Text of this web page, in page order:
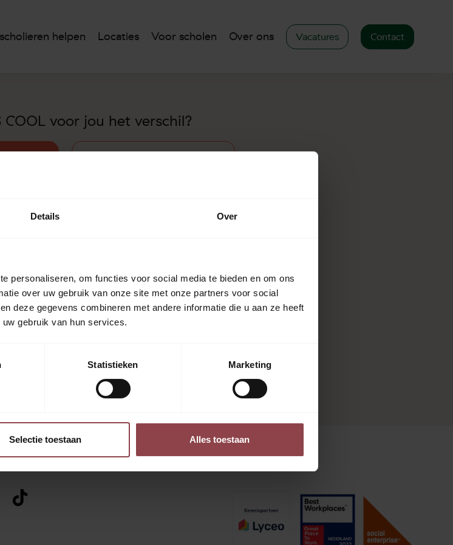
Details Over
personaliseren, om functies voor social media te bieden en om ons
over uw gebruik van onze site met onze partners voor social
deze gegevens combineren met andere informatie die u aan ze heeft
gebruik van hun services.
Statistieken Marketing
Selectie toestaan Alles toestaan
helpen Locaties Voor scholen Over ons Vacatures Contact
COOL voor jou het verschil?
Brugklasbegeleiding
Diagnostiek